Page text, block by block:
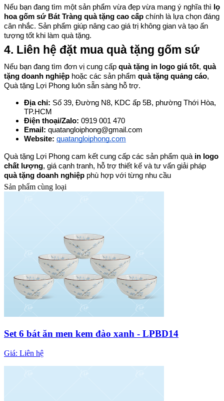
Nếu bạn đang tìm một sản phẩm vừa đẹp vừa mang ý nghĩa thì lọ
hoa gốm sứ Bát Tràng quà tặng cao cấp chính là lựa chọn đáng
cân nhắc. Sản phẩm giúp nâng cao giá trị không gian và tạo ấn
tượng tốt khi làm quà tặng.
4. Liên hệ đặt mua quà tặng gốm sứ
Nếu bạn đang tìm đơn vị cung cấp quà tặng in logo giá tốt, quà
tặng doanh nghiệp hoặc các sản phẩm quà tặng quảng cáo,
Quà tặng Lợi Phong luôn sẵn sàng hỗ trợ.
Địa chỉ: Số 39, Đường N8, KDC ấp 5B, phường Thới Hòa,
TP.HCM
Điện thoại/Zalo: 0919 001 470
Email: quatangloiphong@gmail.com
Website: quatangloiphong.com
Quà tặng Lợi Phong cam kết cung cấp các sản phẩm quà in logo
chất lượng
quà tặng doanh nghiệp phù hợp với từng nhu cầu
Sản phẩm cùng loại
Set 6 bát ăn men kem đào xanh - LPBD14
Giá: Liên hệ